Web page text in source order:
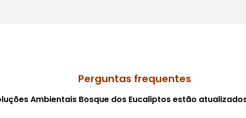
Perguntas frequentes
Ambientais Bosque dos Eucaliptos estão